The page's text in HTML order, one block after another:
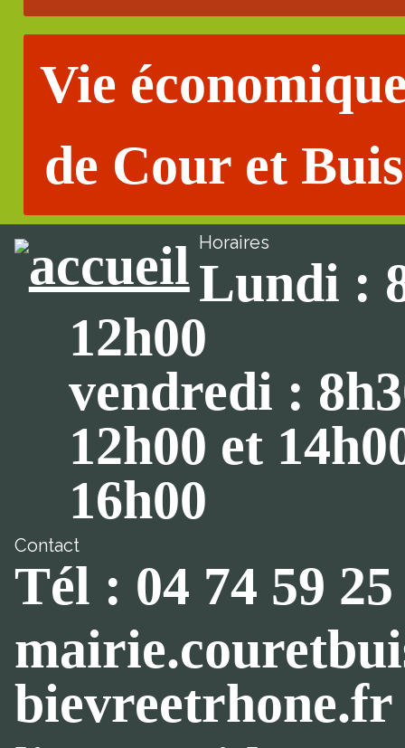
Vie
de Cour et Buis
Horaires
Lundi :
12h00
vendredi :
12h00 et
16h00
Contact
Tél : 04 74 59 25
bievreetrhone.fr